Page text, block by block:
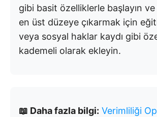
gibi basit özelliklerle başlayın
en üst düzeye çıkarmak için
veya sosyal haklar kaydı gibi
kademeli olarak ekleyin.
📖 Daha fazla bilgi: Verimliliği